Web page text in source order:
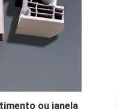
ou janela